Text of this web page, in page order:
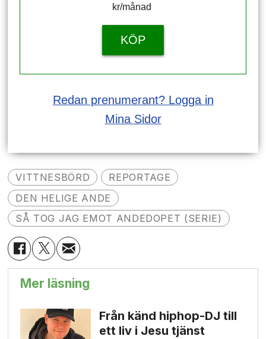
kr/månad ​​​​​​
KÖP
Redan prenumerant? Logga in
Mina Sidor
VITTNESBÖRD
REPORTAGE
DEN HELIGE ANDE
SÅ TOG JAG EMOT ANDEDOPET (SERIE)
Mer läsning
Från känd hiphop-DJ till
ett liv i Jesu tjänst